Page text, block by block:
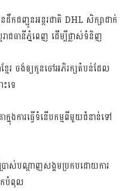
ជញ្ជូនអន្ដរជាតិ DHL សិក្សាដាក់
ាជធានីភ្នំពេញ ដើម្បីផ្លាស់ទំនិញ
ែរ ចង់ឲ្យកូនចៅអភិរក្សតំបន់ដែល
ទេ
ងការធ្វើទំនើបកម្មពីមួយជំនាន់ទៅ
ាស់បណ្ដាញសង្គមប្រកបដោយការ
កបំពុល